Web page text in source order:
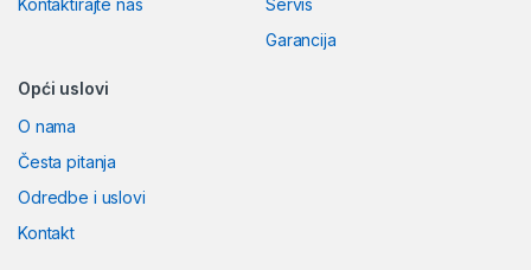
Kontaktirajte nas
Servis
Garancija
Opći uslovi
O nama
Česta pitanja
Odredbe i uslovi
Kontakt